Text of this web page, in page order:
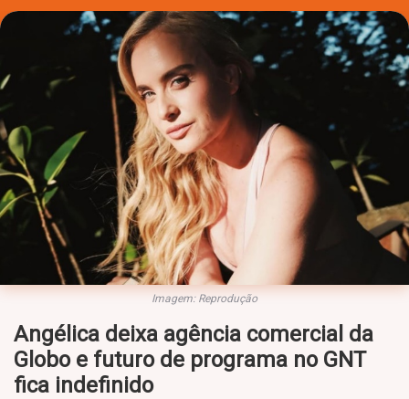
Imagem: Reprodução
Angélica deixa agência comercial da
Globo e futuro de programa no GNT
fica indefinido